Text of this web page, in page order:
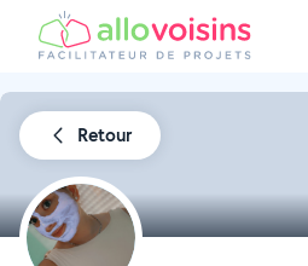
Retour